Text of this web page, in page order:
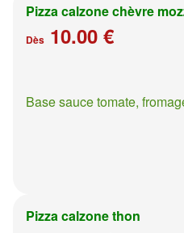
Pizza calzone chèvre
Dès 10.00 €
Base sauce tomate,
Pizza calzone thon